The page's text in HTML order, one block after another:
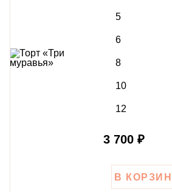
5
6
8
10
12
3 700 ₽